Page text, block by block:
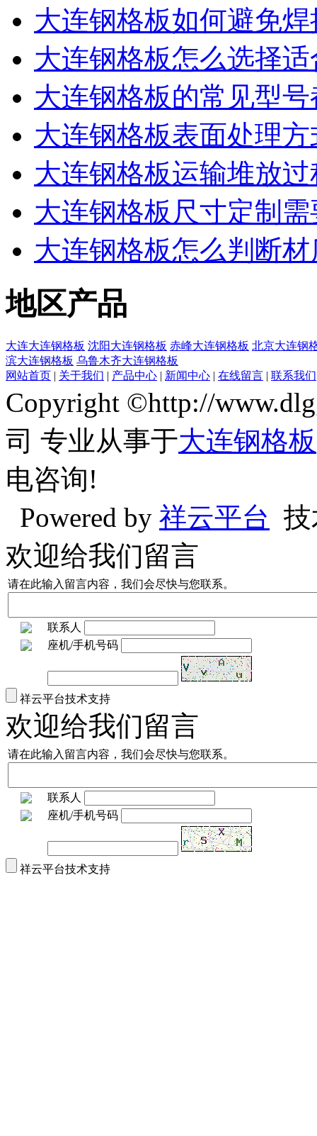
大连钢格板如何避免
大连钢格板怎么选择
大连钢格板的常见型
大连钢格板表面处理
大连钢格板运输堆放
大连钢格板尺寸定制
大连钢格板怎么判断
地区产品
大连大连钢格板 沈阳大连钢格板 赤峰大连钢格板 北京大连钢
滨大连钢格板 乌鲁木齐大连钢格板
网站首页 | 关于我们 | 产品中心 | 新闻中心 | 在线留言 | 联系我们
Copyright ©http://
司 专业从事于大连钢格板
电咨询!
Powered by 祥云平台
欢迎给我们留言
请在此输入留言内容，我们会尽快与您联系。
联系人
座机/手机号码
祥云平台技术支持
欢迎给我们留言
请在此输入留言内容，我们会尽快与您联系。
联系人
座机/手机号码
祥云平台技术支持